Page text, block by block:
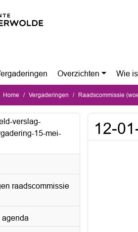
Overzichten Wie
Home Vergaderingen Raadscommissie
verslag-
15-mei-
raadscommissie
agenda
12-